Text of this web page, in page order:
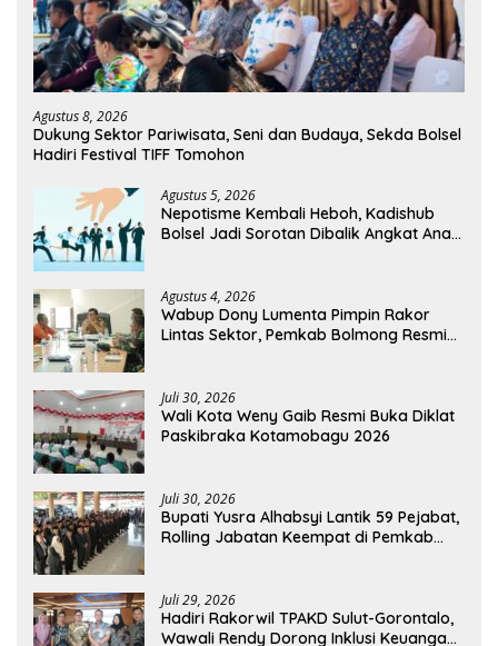
Agustus 8, 2026
Dukung Sektor Pariwisata, Seni dan Budaya, Sekda Bolsel
Hadiri Festival TIFF Tomohon
Agustus 5, 2026
Nepotisme Kembali Heboh, Kadishub
Bolsel Jadi Sorotan Dibalik Angkat Anak
Agustus 4, 2026
Wabup Dony Lumenta Pimpin Rakor
Lintas Sektor, Pemkab Bolmong Resmi
Juli 30, 2026
Wali Kota Weny Gaib Resmi Buka Diklat
Paskibraka Kotamobagu 2026
Juli 30, 2026
Bupati Yusra Alhabsyi Lantik 59 Pejabat,
Rolling Jabatan Keempat di Pemkab
Juli 29, 2026
Hadiri Rakorwil TPAKD Sulut-Gorontalo,
Wawali Rendy Dorong Inklusi Keuangan